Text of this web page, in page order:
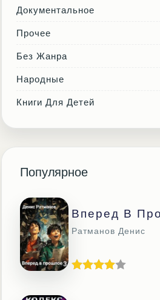
Документальное
Прочее
Без Жанра
Народные
Книги Для Детей
Популярное
Вперед В
Ратманов Денис